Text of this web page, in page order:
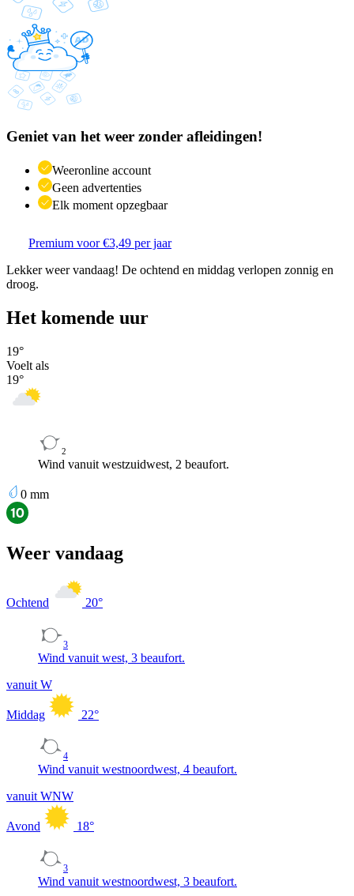
Geniet van het weer zonder afleidingen!
Weeronline account
Geen advertenties
Elk moment opzegbaar
Premium voor €3,49 per jaar
Lekker weer vandaag! De ochtend en middag verlopen zonnig en
droog.
Het komende uur
19°
Voelt als
19°
2
Wind vanuit westzuidwest, 2 beaufort.
0 mm
Weer vandaag
Ochtend 20°
3
Wind vanuit west, 3 beaufort.
vanuit W
Middag 22°
4
Wind vanuit westnoordwest, 4 beaufort.
vanuit WNW
Avond 18°
3
Wind vanuit westnoordwest, 3 beaufort.